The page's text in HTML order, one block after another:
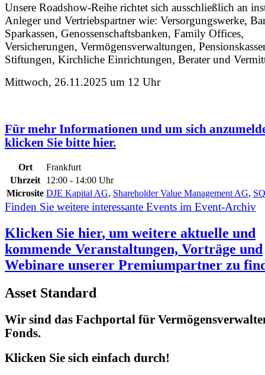
Unsere Roadshow-Reihe richtet sich ausschließlich an
Anleger und Vertriebspartner wie: Versorgungswerke,
Sparkassen, Genossenschaftsbanken, Family Offices,
Versicherungen, Vermögensverwaltungen,
Stiftungen, Kirchliche Einrichtungen, Berater und
Mittwoch, 26.11.2025 um 12 Uhr
Für mehr Informationen und um sich
klicken Sie bitte hier.
Ort
Frankfurt
Uhrzeit
12:00 - 14:00 Uhr
Microsite DJE Kapital AG, Shareholder Value Management AG,
Finden Sie weitere interessante Events im Event-Archiv
Klicken Sie hier, um weitere aktuelle und
kommende Veranstaltungen, Vorträge und
Webinare unserer Premiumpartner zu
Asset Standard
Wir sind das Fachportal für
Fonds.
Klicken Sie sich einfach durch!